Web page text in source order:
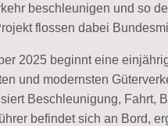
beschleunigen und so
flossen dabei
2025 beginnt eine
und modernsten
Beschleunigung, Fahrt,
befindet sich an Bord,